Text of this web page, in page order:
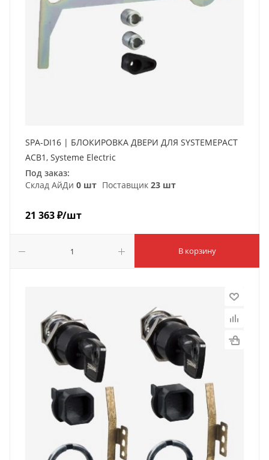
SPA-DI16 | БЛОКИРОВКА ДВЕРИ ДЛЯ SYSTEMEPACT
ACB1, Systeme Electric
Под заказ:
Склад АйДи 0 шт Поставщик 23 шт
21 363₽/шт
В корзину